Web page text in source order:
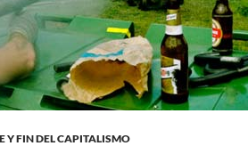
Y FIN DEL CAPITALISMO